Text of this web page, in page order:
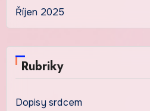
Říjen 2025
Rubriky
Dopisy srdcem